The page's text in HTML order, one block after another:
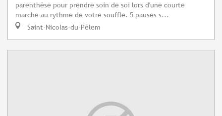
parenthèse pour prendre soin de soi lors d'une courte
marche au rythme de votre souffle. 5 pauses s...
Saint-Nicolas-du-Pélem